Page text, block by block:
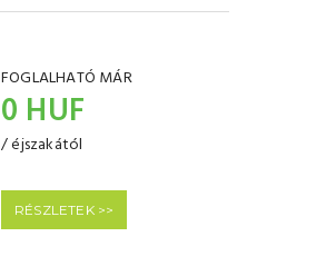
FOGLALHATÓ MÁR
0 HUF
/ éjszakától
RÉSZLETEK >>